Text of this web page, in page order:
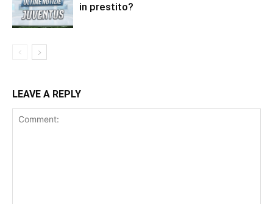
in prestito?
LEAVE A REPLY